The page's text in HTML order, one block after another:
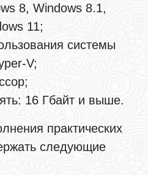
8, Windows 8.1,
11;
системы
V;
16 Гбайт и выше.
практических
следующие